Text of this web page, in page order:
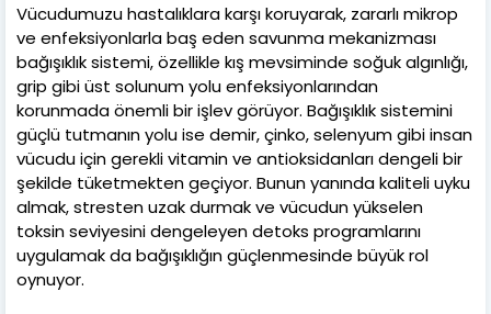
Vücudumuzu hastalıklara karşı koruyarak, zararlı mikrop
ve enfeksiyonlarla baş eden savunma mekanizması
bağışıklık sistemi, özellikle kış mevsiminde soğuk algınlığı,
grip gibi üst solunum yolu enfeksiyonlarından
korunmada önemli bir işlev görüyor. Bağışıklık sistemini
güçlü tutmanın yolu ise demir, çinko, selenyum gibi insan
vücudu için gerekli vitamin ve antioksidanları dengeli bir
şekilde tüketmekten geçiyor. Bunun yanında kaliteli uyku
almak, stresten uzak durmak ve vücudun yükselen
toksin seviyesini dengeleyen detoks programlarını
uygulamak da bağışıklığın güçlenmesinde büyük rol
oynuyor.